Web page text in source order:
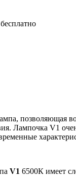
позволяющая
Лампочка V1
V1 6500К имеет